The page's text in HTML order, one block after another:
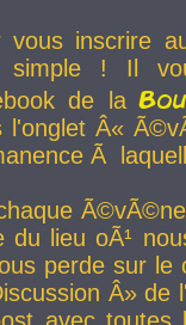
vous inscrire
simple ! Il
de la
l'onglet Â«
Ã
du lieu oÃ¹
perde sur le
Â» de